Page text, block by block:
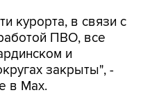
курорта, в связи с
ПВО, все
и
закрыты", -
в Max.